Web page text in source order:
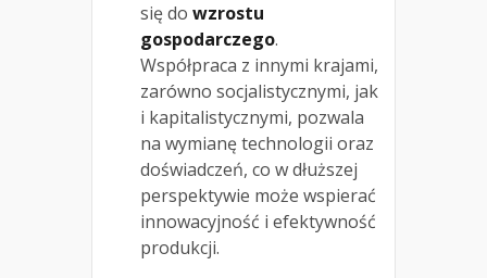
się do wzrostu
gospodarczego.
Współpraca z innymi krajami,
zarówno socjalistycznymi, jak
i kapitalistycznymi, pozwala
na wymianę technologii oraz
doświadczeń, co w dłuższej
perspektywie może wspierać
innowacyjność i efektywność
produkcji.